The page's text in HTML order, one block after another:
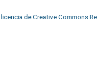
licencia de Creative Commons